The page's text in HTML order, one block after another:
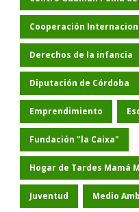
Cooperación
Derechos de la infancia
Diputación de Córdoba
Emprendimiento
Fundación "la Caixa"
Hogar de Tardes Mamá
Juventud Medio